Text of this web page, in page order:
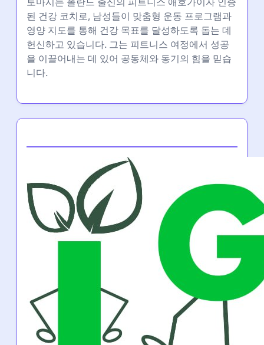
된 건강 코치로, 남성들이 맞춤형 운동 프로그램과
영양 지도를 통해 건강 목표를 달성하도록 돕는 데
헌신하고 있습니다. 그는 피트니스 여정에서 성공
을 이끌어내는 데 있어 공동체와 동기의 힘을 믿습
니다.